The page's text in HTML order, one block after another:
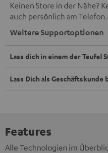
Keinen Store in der Nähe?
auch persönlich am Telefon.
Weitere Supportoptionen
Lass dich in einem der Teufel
Lass Dich als Geschäftskunde
Features
Alle Technologien im